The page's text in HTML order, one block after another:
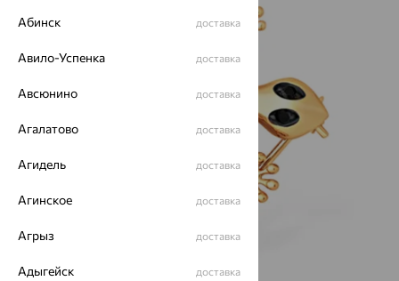
Абинск доставка
Авило-Успенка доставка
Авсюнино доставка
Агалатово доставка
Агидель доставка
Агинское доставка
Агрыз доставка
Адыгейск доставка